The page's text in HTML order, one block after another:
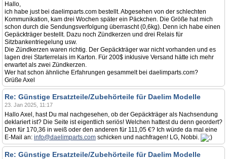
Hallo,
ich habe just bei daelimparts.com bestellt. Abgesehen von der schlechten
Kommunikation, kam drei Wochen später ein Päckchen. Die Größe hat mich
schon durch die Sendungsverfolgung überrascht (0,6kg). Denn ich habe einen
Gepäckträger bestellt. Dazu noch Zündkerzen und drei Relais für
Sitzbankentriegelung usw.
Die Zündkerzen waren richtig. Der Gepäckträger war nicht vorhanden und es
lagen drei Starterrelais im Karton. Für 200$ inklusive Versand hätte ich mehr
erwartet als zwei Zündkerzen.
Wer hat schon ähnliche Erfahrungen gesammelt bei daelimparts.com?
Grüße Axel
Re: Günstige Ersatzteile/Zubehörteile für Daelim Modelle
23. Jan 2025, 11:17
Hallo Axel, hast Du mal nachgesehen, ob der Gepäckträger als Nachsendung
deklariert ist? Die Seite ist eigentlich seriös! Welchen hattest du denn geordert?
Den für 170,36 in weiß oder den anderen für 111,05 €? Ich würde da mal eine
E-Mail an: info@daelimparts.com schicken und nachfragen! LG, Nobbi.
Re: Günstige Ersatzteile/Zubehörteile für Daelim Modelle